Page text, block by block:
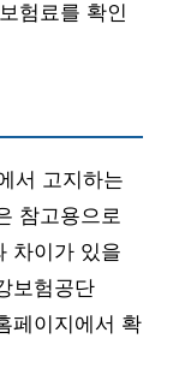
험료를 확인
서 고지하는
참고용으로
차이가 있을
보험공단
페이지에서 확